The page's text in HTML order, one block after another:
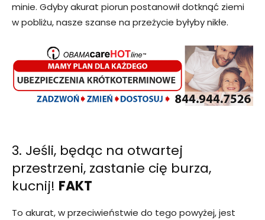
minie. Gdyby akurat piorun postanowił dotknąć ziemi
w pobliżu, nasze szanse na przeżycie byłyby nikłe.
3. Jeśli, będąc na otwartej
przestrzeni, zastanie cię burza,
kucnij! FAKT
To akurat, w przeciwieństwie do tego powyżej, jest